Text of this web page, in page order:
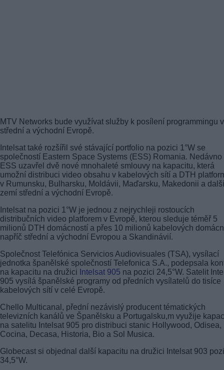
MTV Networks bude využívat služby k posílení programmingu
střední a východní Evropě.
Intelsat také rozšířil své stávající portfolio na pozici 1°W se
společností Eastern Space Systems (ESS) Romania. Nedávno
ESS uzavřel dvě nové mnohaleté smlouvy na kapacitu, která
umožní distribuci video obsahu v kabelových sítí a DTH
v Rumunsku, Bulharsku, Moldávii, Maďarsku, Makedonii a
zemí střední a východní Evropě.
Intelsat na pozici 1°W je jednou z nejrychleji rostoucích
distribučních video platforem v Evropě, kterou sleduje téměř 5
milionů DTH domácností a přes 10 milionů kabelových
napříč střední a východní Evropou a Skandinávií.
Společnost Telefónica Servicios Audiovisuales (TSA), vysílací
jednotka španělské společností Telefonica S.A., podepsala
na kapacitu na družici Intelsat 905 na pozici 24,5°W. Satelit
905 vysílá španělské programy od předních vysílatelů do tisíce
kabelových sítí v celé Evropě.
Chello Multicanal, přední nezávislý producent tématických
televizních kanálů ve Španělsku a Portugalsku,m využije
na satelitu Intelsat 905 pro distribuci stanic Hollywood, Odisea,
Cocina, Decasa, Historia, Bio a Sol Musica.
Globecast si objednal další kapacitu na družici Intelsat 903
34,5°W.